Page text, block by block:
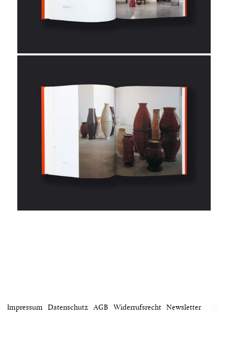
Fotomuseum Winterthur
Kunstmuseum Winterthur
digital
identity
plakat
Impressum Datenschutz AGB Widerrufsrecht Newsletter